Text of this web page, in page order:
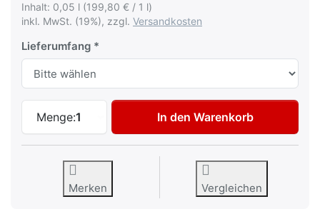
Inhalt: 0,05 l (199,80 € / 1 l)
inkl. MwSt. (19%), zzgl. Versandkosten
Lieferumfang
Menge:1
Autolack Lackstift für Volkswagen VW
In den Warenkorb
Merken Vergleichen